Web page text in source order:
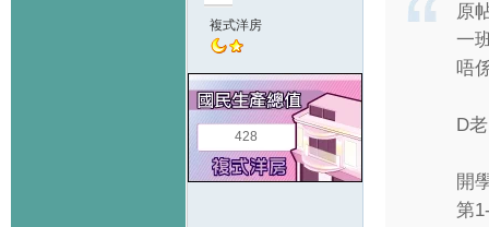
複式洋房
428
原
一
唔
D
開
第